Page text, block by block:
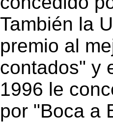
También la
premio al
contados" y
1996 le
por "Boca a